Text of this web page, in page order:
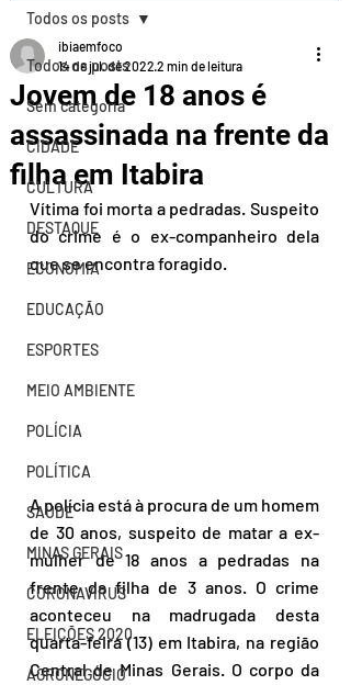
Todos os posts
Sem categoria
CIDADE
CULTURA
DESTAQUE
ECONOMIA
EDUCAÇÃO
ESPORTES
MEIO AMBIENTE
POLÍCIA
POLÍTICA
SAÚDE
MINAS GERAIS
CORONAVÍRUS
ELEIÇÕES 2020
AGRONEGÓCIO
Todos os posts
Jovem de 18 anos é
assassinada na frente da
filha em Itabira
ibiaemfoco
14 de jul. de 2022 2 min de leitura
Vítima foi morta a pedradas. Suspeito
do crime é o ex-companheiro dela
que se encontra foragido.
A polícia está à procura de um homem
de 30 anos, suspeito de matar a ex-
mulher de 18 anos a pedradas na
frente da filha de 3 anos. O crime
aconteceu na madrugada desta
quarta-feira (13) em Itabira, na região
Central de Minas Gerais. O corpo da